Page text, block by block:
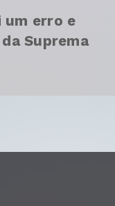
um erro e
Suprema